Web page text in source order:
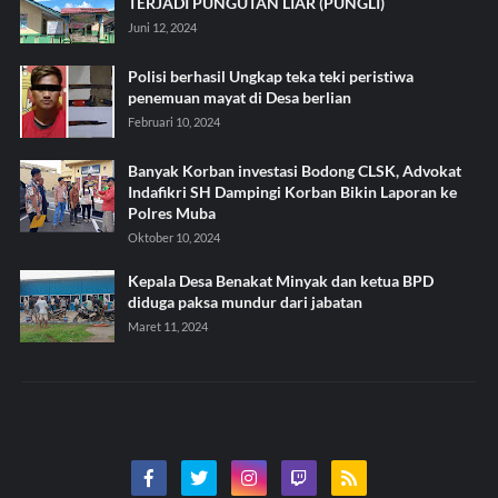
Juni 12, 2024
Polisi berhasil Ungkap teka teki peristiwa
penemuan mayat di Desa berlian
Februari 10, 2024
Banyak Korban investasi Bodong CLSK, Advokat
Indafikri SH Dampingi Korban Bikin Laporan ke
Polres Muba
Oktober 10, 2024
Kepala Desa Benakat Minyak dan ketua BPD
diduga paksa mundur dari jabatan
Maret 11, 2024